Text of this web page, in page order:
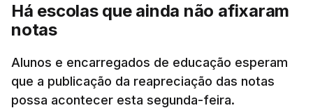
Há escolas que ainda não afixaram
notas
Alunos e encarregados de educação esperam
que a publicação da reapreciação das notas
possa acontecer esta segunda-feira.